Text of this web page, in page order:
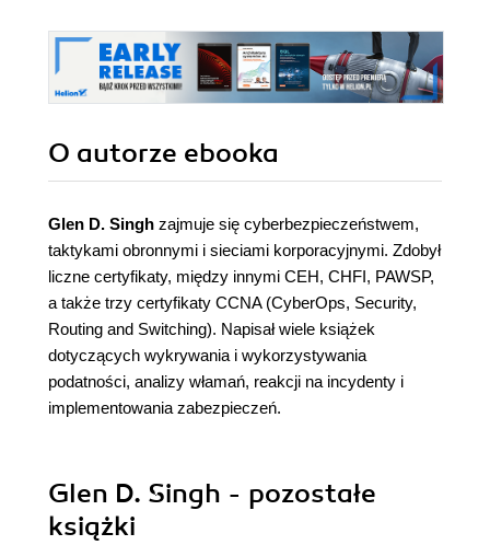
O autorze ebooka
Glen D. Singh zajmuje się cyberbezpieczeństwem,
taktykami obronnymi i sieciami korporacyjnymi. Zdobył
liczne certyfikaty, między innymi CEH, CHFI, PAWSP,
a także trzy certyfikaty CCNA (CyberOps, Security,
Routing and Switching). Napisał wiele książek
dotyczących wykrywania i wykorzystywania
podatności, analizy włamań, reakcji na incydenty i
implementowania zabezpieczeń.
Glen D. Singh - pozostałe
książki